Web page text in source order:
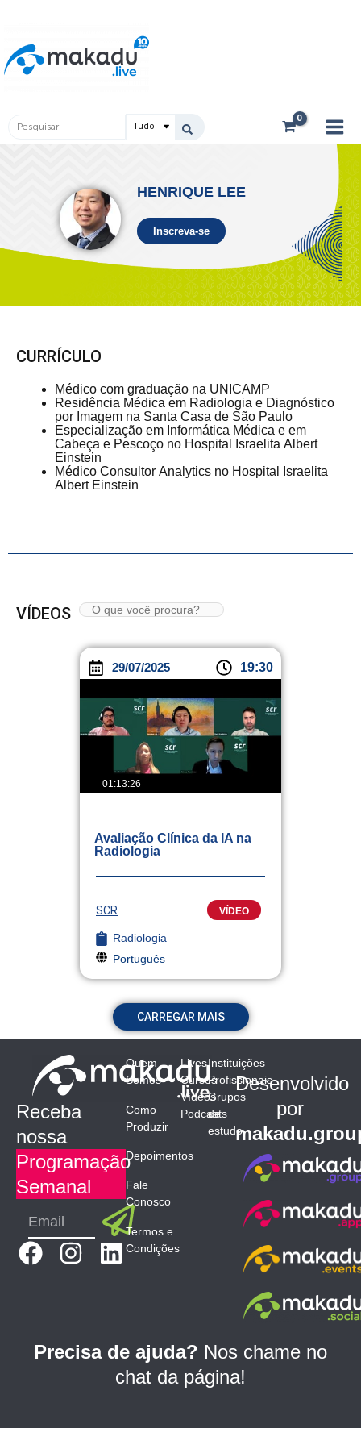
conteúdo
Pesquisar
HENRIQUE LEE
Inscreva-se
CURRÍCULO
Médico com graduação na UNICAMP
Residência Médica em Radiologia e Diagnóstico
por Imagem na Santa Casa de São Paulo
Especialização em Informática Médica e em
Cabeça e Pescoço no Hospital Israelita Albert
Einstein
Médico Consultor Analytics no Hospital Israelita
Albert Einstein
VÍDEOS
29/07/2025 19:30
01:13:26
Avaliação Clínica da IA na
Radiologia
SCR VÍDEO
Radiologia
Português
CARREGAR MAIS
Receba
nossa
Programação
Semanal
Email Submit
F
b
k
I
a
a
L
e
d
n
Quem
Somos
Como
Produzir
Depoimentos
Fale
Conosco
Termos e
Condições
Lives
Cursos
Vídeos
Podcasts
Instituições
Profissionais
Grupos
de
estudo
Desenvolvido
por
Precisa de ajuda? Nos chame no
chat da página!